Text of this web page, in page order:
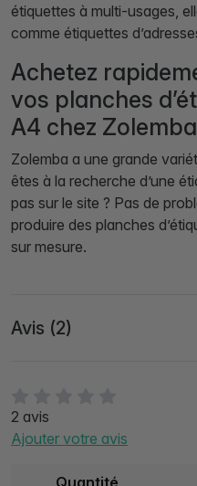
2 avis
Ajouter votre avis
étiquettes à multi-usages,
comme étiquettes
Achetez
vos planches
A4 chez Zolemba
Zolemba a une grande
êtes à la recherche d’une
pas sur le site ? Pas de
produire des planches
sur mesure.
Avis (2)